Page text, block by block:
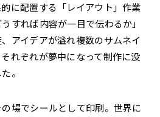
に配置する「レイアウト」作業
すれば内容が一目で伝わるか」
アイデアが溢れ複数のサムネイ
れぞれが夢中になって制作に没
。
場でシールとして印刷。世界に